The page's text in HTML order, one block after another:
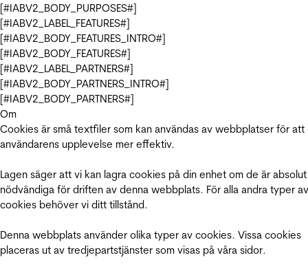
[#IABV2_BODY_PURPOSES#]
[#IABV2_LABEL_FEATURES#]
[#IABV2_BODY_FEATURES_INTRO#]
[#IABV2_BODY_FEATURES#]
[#IABV2_LABEL_PARTNERS#]
[#IABV2_BODY_PARTNERS_INTRO#]
[#IABV2_BODY_PARTNERS#]
Om
Cookies är små textfiler som kan användas av webbplatser för att
användarens upplevelse mer effektiv.
Lagen säger att vi kan lagra cookies på din enhet om de är absolut
nödvändiga för driften av denna webbplats. För alla andra typer av
cookies behöver vi ditt tillstånd.
Denna webbplats använder olika typer av cookies. Vissa cookies
placeras ut av tredjepartstjänster som visas på våra sidor.